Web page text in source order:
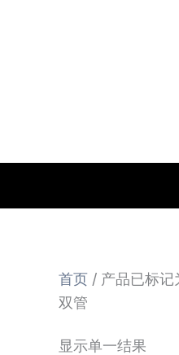
首页 / 产品已标记
双管
显示单一结果